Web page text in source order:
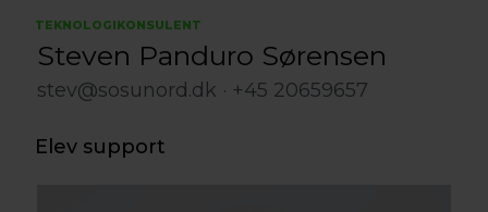
TEKNOLOGIKONSULENT
Steven Panduro Sørensen
stev@sosunord.dk +45 20659657
Elev support